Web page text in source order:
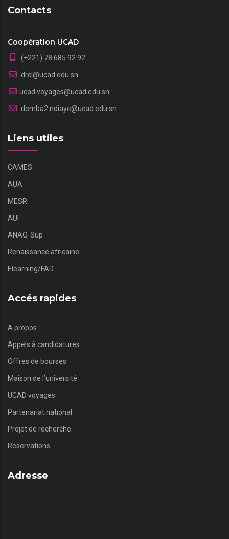
Contacts
Coopération UCAD
(+221) 78 685 92 92
drci@ucad.edu.sn
ucad.voyages@ucad.edu.sn
demba2.ndiaye@ucad.edu.sn
Liens utiles
CAMES
AUA
MESR
AUF
ANAQ-Sup
Renaissance africaine
Elearning/FAD
Accés rapides
A propos
Appels à candidatures
Offres de bourses
Maison de l’université
UCAD voyages
Partenariat national
Projet de recherche
Reservations
Adresse